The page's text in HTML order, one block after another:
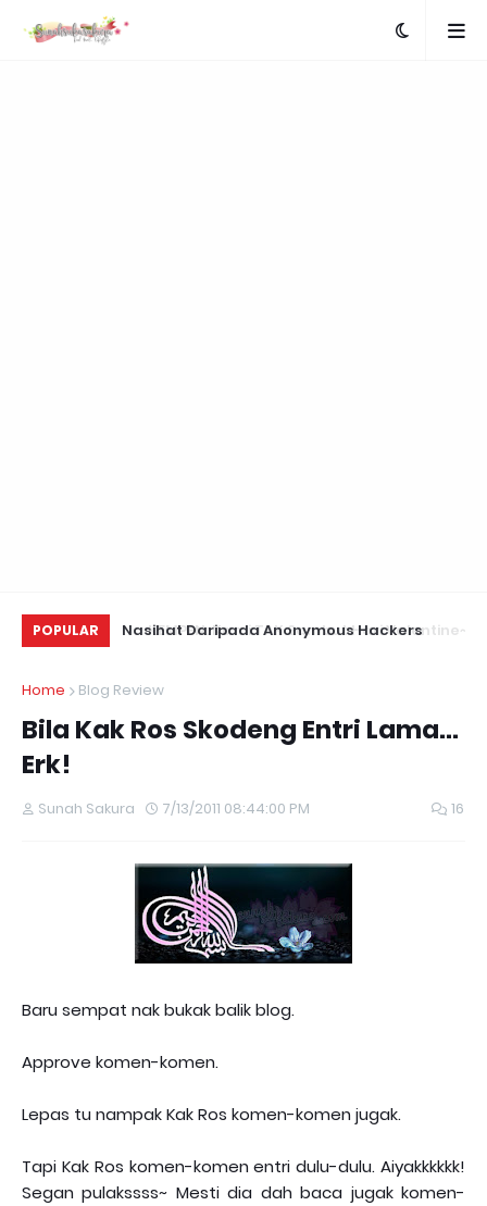
POPULAR
Valentine~ Nasihat Daripada Anonymous Hackers
Home
Blog Review
Bila Kak Ros Skodeng Entri Lama...
Erk!
Sunah Sakura 7/13/2011 08:44:00 PM 16
Baru sempat nak bukak balik blog.
Approve komen-komen.
Lepas tu nampak Kak Ros komen-komen jugak.
Tapi Kak Ros komen-komen entri dulu-dulu. Aiyakkkkkk!
Segan pulakssss~ Mesti dia dah baca jugak komen-